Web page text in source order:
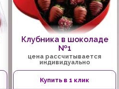
Клубника в шоколаде
№1
цена рассчитывается
индивидуально
Купить в 1 клик